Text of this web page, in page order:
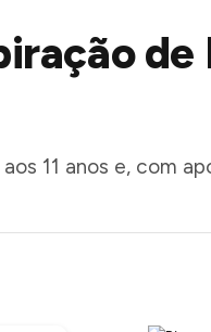
de
11 anos e, com